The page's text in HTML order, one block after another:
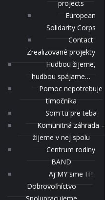
projects
European
Solidarity Corps
Contact
Zrealizované projekty
Hudbou žijeme,
hudbou spájame…
Pomoc nepotrebuje
tlmočníka
Som tu pre teba
Komunitná záhrada –
žijeme v nej spolu
Centrum rodiny
BAND
Aj MY sme IT!
Dobrovoľníctvo